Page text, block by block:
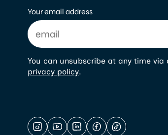
Your email address
You can unsubscribe at any time via
privacy policy.